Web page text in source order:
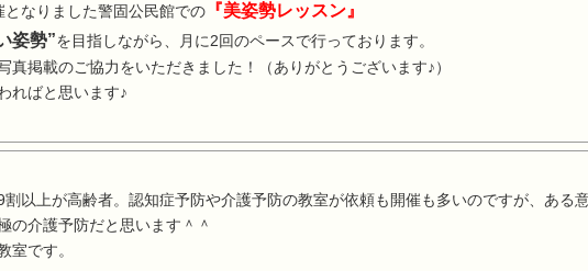
となりました警固公民館での 『美姿勢レッスン』
姿勢”を目指しながら、月に2回のペースで行っております。
真掲載のご協力をいただきました！（ありがとうございます♪）
ればと思います♪
割以上が高齢者。認知症予防や介護予防の教室が依頼も開催も多いのですが、ある
の介護予防だと思います＾＾
室です。